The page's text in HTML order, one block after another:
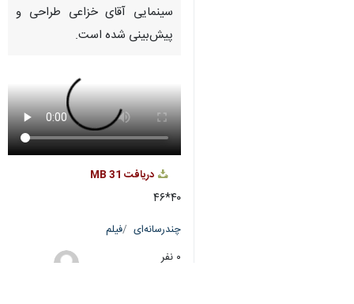
سینمایی آقای خزاعی طراحی و
پیش‌بینی شده است.
دریافت 31 MB
۴۰*۴۶
چندرسانه‌ای
فیلم
۰ نفر